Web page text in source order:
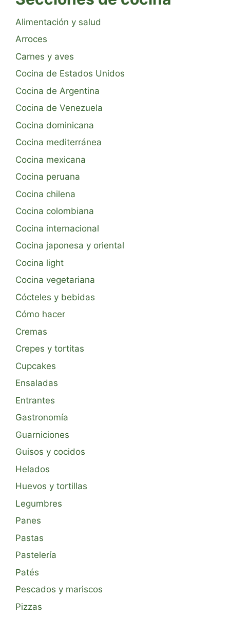
Alimentación y salud
Arroces
Carnes y aves
Cocina de Estados Unidos
Cocina de Argentina
Cocina de Venezuela
Cocina dominicana
Cocina mediterránea
Cocina mexicana
Cocina peruana
Cocina chilena
Cocina colombiana
Cocina internacional
Cocina japonesa y oriental
Cocina light
Cocina vegetariana
Cócteles y bebidas
Cómo hacer
Cremas
Crepes y tortitas
Cupcakes
Ensaladas
Entrantes
Gastronomía
Guarniciones
Guisos y cocidos
Helados
Huevos y tortillas
Legumbres
Panes
Pastas
Pastelería
Patés
Pescados y mariscos
Pizzas